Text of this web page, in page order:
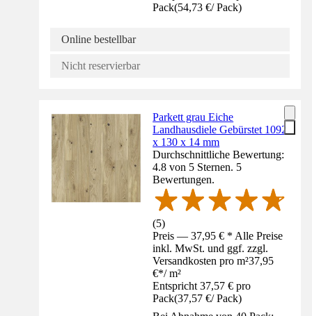
Pack(54,73 €/ Pack)
Online bestellbar
Nicht reservierbar
Parkett grau Eiche
Landhausdiele Gebürstet 1092
x 130 x 14 mm
Durchschnittliche Bewertung:
4.8 von 5 Sternen. 5
Bewertungen.
(5)
Preis — 37,95 € * Alle Preise
inkl. MwSt. und ggf. zzgl.
Versandkosten pro m²37,95
€*/ m²
Entspricht 37,57 € pro
Pack(37,57 €/ Pack)